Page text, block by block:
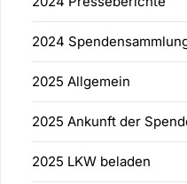
2024
2025 Allgemein
2025 Ankunft der
2025 LKW beladen